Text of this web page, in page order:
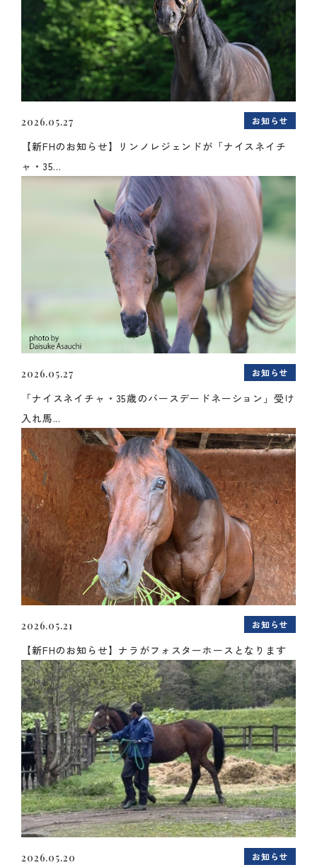
2026.05.27 お知らせ
【新FHのお知らせ】リンノレジェンドが「ナイスネイチ
ャ・35...
2026.05.27 お知らせ
「ナイスネイチャ・35歳のバースデードネーション」受け
入れ馬...
2026.05.21 お知らせ
【新FHのお知らせ】ナラがフォスターホースとなります
2026.05.20 お知らせ